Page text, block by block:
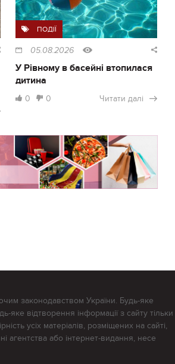
ПОДІЇ
05.08.2026
У Рівному в басейні втопилася
дитина
0 0 Читати далі
законодавством України. Будь-яке
відтворення інформації з сайту тільки
усіх матеріалів, розміщених на сайті,
агентства або інтернет-видання, несе